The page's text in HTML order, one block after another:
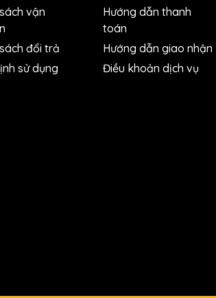
vận
đổi trả
sử dụng
Hướng dẫn thanh
toán
Hướng dẫn giao nhận
Điều khoản dịch vụ